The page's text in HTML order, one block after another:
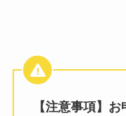
【注意事項】